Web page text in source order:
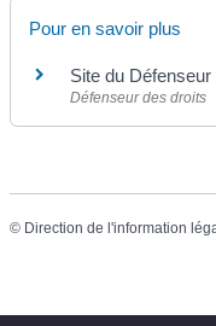
Pour en savoir plus
Site du
Défenseur des droits
© Direction de l'information